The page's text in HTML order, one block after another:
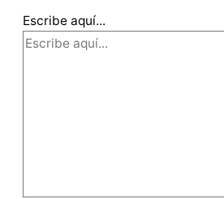
Escribe aquí...